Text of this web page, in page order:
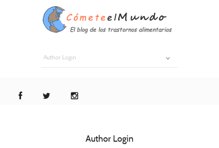
Author Login
Author Login